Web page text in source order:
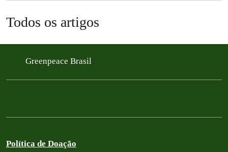
Todos os artigos
Greenpeace Brasil
Política de Doação